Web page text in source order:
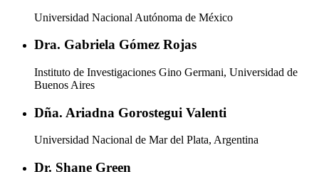
Universidad Nacional Autónoma de México
Dra. Gabriela Gómez Rojas
Instituto de Investigaciones Gino Germani, Universidad de
Buenos Aires
Dña. Ariadna Gorostegui Valenti
Universidad Nacional de Mar del Plata, Argentina
Dr. Shane Green